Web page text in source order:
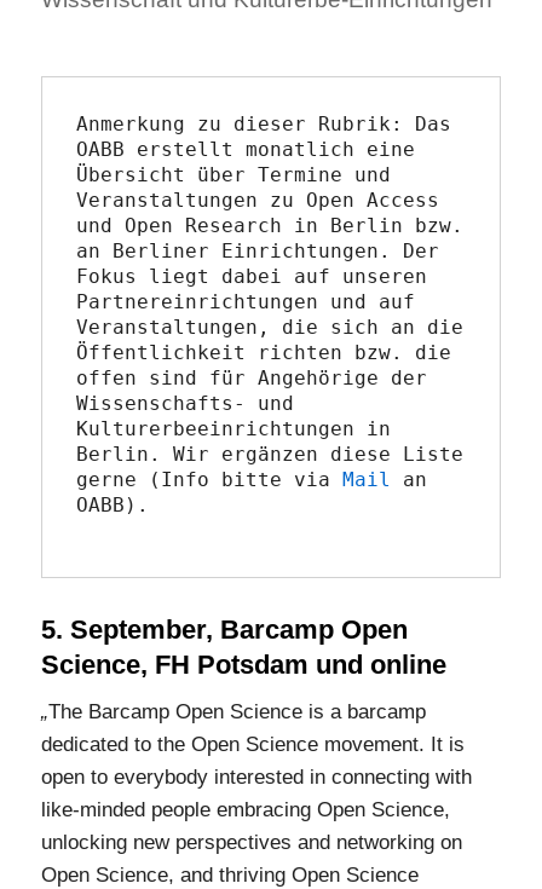
Anmerkung zu dieser Rubrik: Das
OABB erstellt monatlich eine
Übersicht über Termine und
Veranstaltungen zu Open Access
und Open Research in Berlin bzw.
an Berliner Einrichtungen. Der
Fokus liegt dabei auf unseren
Partnereinrichtungen und auf
Veranstaltungen, die sich an die
Öffentlichkeit richten bzw. die
offen sind für Angehörige der
Wissenschafts- und
Kulturerbeeinrichtungen in
Berlin. Wir ergänzen diese Liste
gerne (Info bitte via Mail
an
OABB).
5. September, Barcamp Open
Science, FH Potsdam und online
„The Barcamp Open Science is a barcamp
dedicated to the Open Science movement. It is
open to everybody interested in connecting with
like-minded people embracing Open Science,
unlocking new perspectives and networking on
Open Science, and thriving Open Science